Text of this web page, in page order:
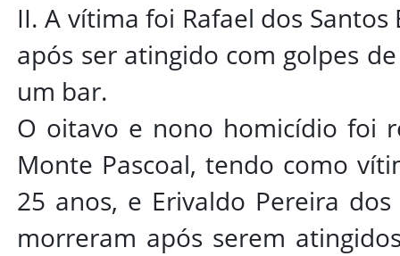
II. A vítima foi Rafael dos
após ser atingido com golpes
um bar.
O oitavo e nono homicídio foi
Monte Pascoal, tendo como
25 anos, e Erivaldo Pereira
morreram após serem